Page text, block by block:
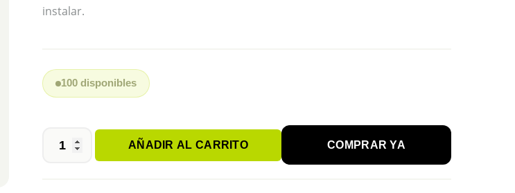
instalar.
100 disponibles
BATERÍA
AÑADIR AL CARRITO COMPRAR YA